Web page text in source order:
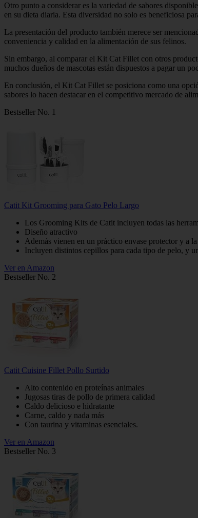
Otro punto a considerar es la variedad de sabores
en su dieta diaria. Esta diversidad no solo es beneficiosa
La presentación del producto también merece ser
conveniencia y calidad en la alimentación de sus felinos.
Sin embargo, al comparar el Kit Cat Fillet con otros
muchos dueños de mascotas están dispuestos a pagar un
En conclusión, el Kit Cat Fillet se posiciona como una
sabores lo hacen destacar en el competitivo mercado de
Bestseller No. 1
Catit Kit Grooming para Gato Pelo Largo
Los Grooming Kits de Catit incluyen todas las
Diseño atractivo
Además vienen en un práctico envase protector y a
Incluyen distintos cepillos para cada tipo de pelo, y
Ver en Amazon
Bestseller No. 2
Catit Cuisine Fillet Pollo Surtido
Alto contenido en proteínas animales
Jugosas tiras de pollo de primera calidad
Caldo delicioso e hidratante
Carne, caldo y nada más
Con taurina y vitaminas esenciales.
Ver en Amazon
Bestseller No. 3